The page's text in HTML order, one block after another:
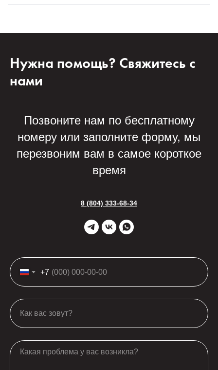
Нужна помощь? Свяжитесь с
нами
Позвоните нам по бесплатному
номеру или заполните форму, мы
перезвоним вам в самое короткое
время
8 (804) 333-68-34
+7